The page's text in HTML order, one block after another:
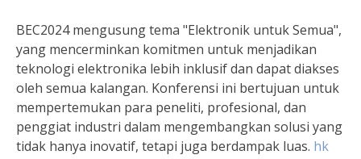
BEC2024 mengusung tema "Elektronik untuk Semua",
yang mencerminkan komitmen untuk menjadikan
teknologi elektronika lebih inklusif dan dapat diakses
oleh semua kalangan. Konferensi ini bertujuan untuk
mempertemukan para peneliti, profesional, dan
penggiat industri dalam mengembangkan solusi yang
tidak hanya inovatif, tetapi juga berdampak luas. hk